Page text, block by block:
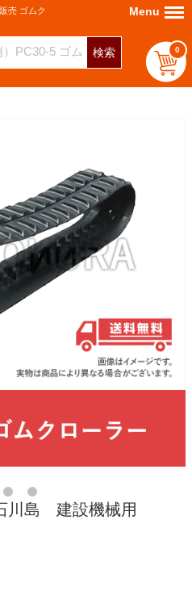
売 ゴムク
検索 0
Menu Menu
川島 建設機械用